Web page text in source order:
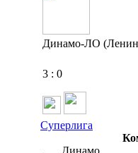
Динамо-ЛО
3 : 0
Суперлига
Динамо